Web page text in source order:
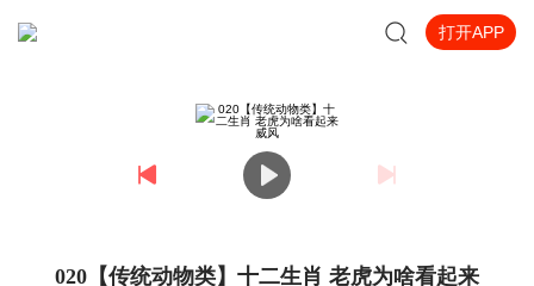
打开APP
020【传统动物类】十二生肖 老虎为啥看起来